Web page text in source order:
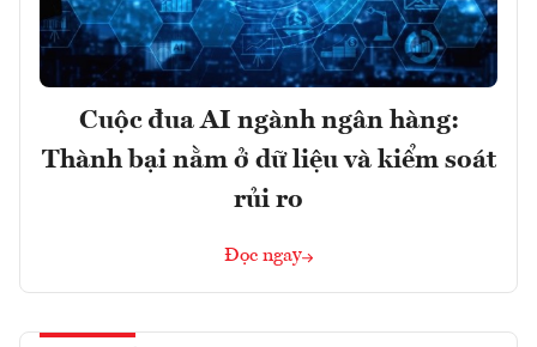
Cuộc đua AI ngành ngân hàng:
Thành bại nằm ở dữ liệu và kiểm soát
rủi ro
Đọc ngay